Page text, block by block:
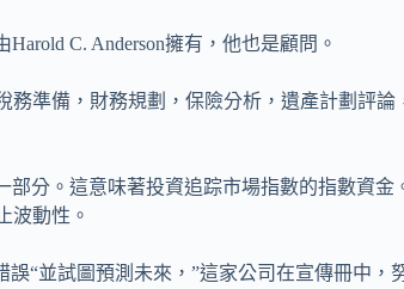
Harold C. Anderson擁有，他也是顧問。
務準備，財務規劃，保險分析，遺產計劃評
部分。這意味著投資追踪市場指數的指數資
波動性。
誤“並試圖預測未來，”這家公司在宣傳冊中，